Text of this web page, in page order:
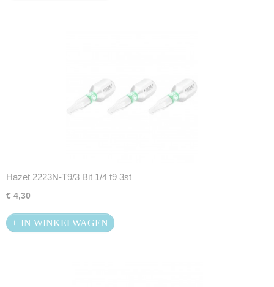
Hazet 2223N-T9/3 Bit 1/4 t9 3st
€ 4,30
IN WINKELWAGEN